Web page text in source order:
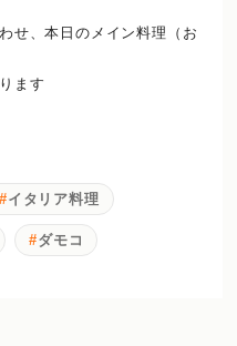
せ、本日のメイン料理（お
ます
イタリア料理
ダモコ